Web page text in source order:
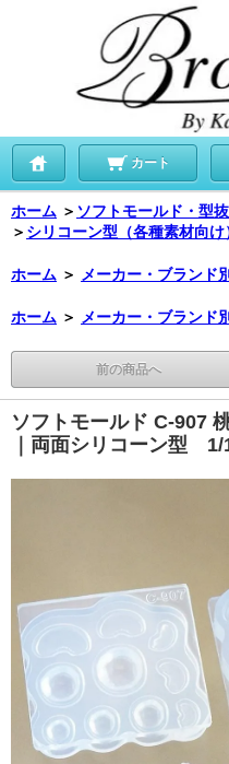
カート
ホーム ＞ ソフトモールド・型
＞ シリコーン型（各種素材向け
ホーム ＞ メーカー・ブランド別
ホーム ＞ メーカー・ブランド別
前の商品へ
ソフトモールド C-907
｜両面シリコーン型 1/